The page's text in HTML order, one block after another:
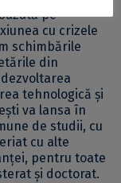
pe
cu crizele
schimbările
din
tehnologică și
va lansa în
de studii, cu
cu alte
pentru toate
și doctorat.